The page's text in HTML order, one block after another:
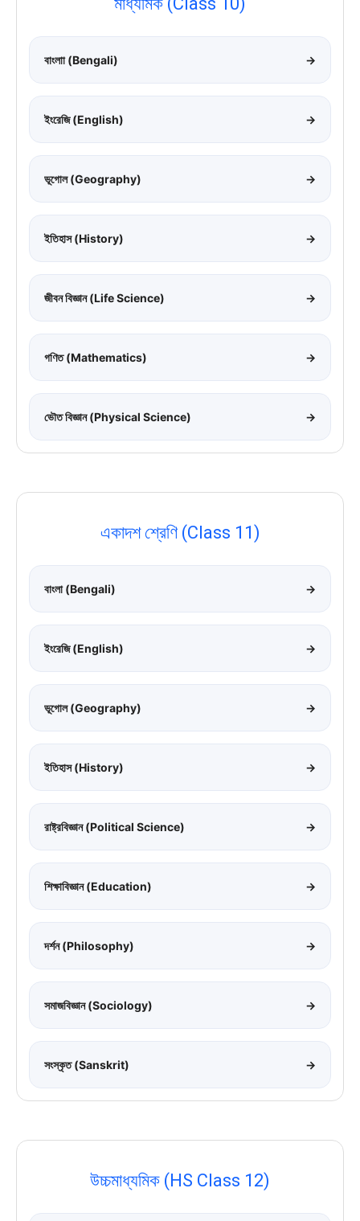
বাংলাা (Bengali) →
ইংরেজি (English) →
ভূগোল (Geography) →
ইতিহাস (History) →
জীবন বিজ্ঞান (Life Science) →
গণিত (Mathematics) →
ভৌত বিজ্ঞান (Physical Science) →
একাদশ শ্রেণি (Class 11)
বাংলা (Bengali) →
ইংরেজি (English) →
ভূগোল (Geography) →
ইতিহাস (History) →
রাষ্ট্রবিজ্ঞান (Political Science) →
শিক্ষাবিজ্ঞান (Education) →
দর্শন (Philosophy) →
সমাজবিজ্ঞান (Sociology) →
সংস্কৃত (Sanskrit) →
উচ্চমাধ্যমিক (HS Class 12)